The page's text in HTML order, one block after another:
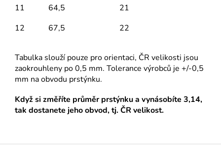
11
64,5
21
12
67,5 22
Tabulka slouží pouze pro orientaci, ČR velikosti jsou
zaokrouhleny po 0,5 mm. Tolerance výrobců je +/-0,5
mm na obvodu prstýnku.
Když si změříte průměr prstýnku a vynásobíte 3,14,
tak dostanete jeho obvod, tj. ČR velikost.
Z